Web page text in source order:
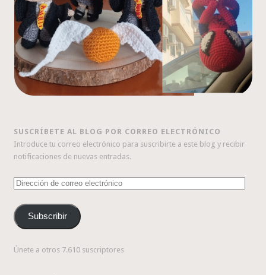
SUSCRÍBETE AL BLOG POR CORREO ELECTRÓNICO
Introduce tu correo electrónico para suscribirte a este blog y recibir
notificaciones de nuevas entradas.
Dirección
correo
electrónico
Subscribir
Únete a otros 7.610 suscriptores